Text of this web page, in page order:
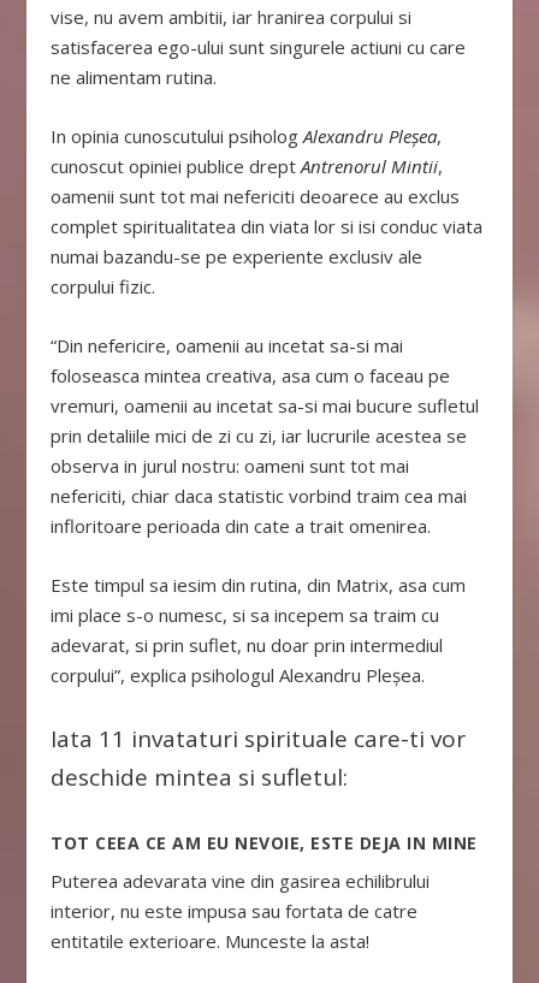
vise, nu avem ambitii, iar hranirea corpului si
satisfacerea ego-ului sunt singurele actiuni cu care
ne alimentam rutina.
In opinia cunoscutului psihologAlexandru Pleșea,
cunoscut opiniei publice dreptAntrenorul Mintii,
oamenii sunt tot mai nefericiti deoarece au exclus
complet spiritualitatea din viata lor si isi conduc viata
numai bazandu-se pe experiente exclusiv ale
corpului fizic.
“Din nefericire, oamenii au incetat sa-si mai
foloseasca mintea creativa, asa cum o faceau pe
vremuri, oamenii au incetat sa-si mai bucure sufletul
prin detaliile mici de zi cu zi, iar lucrurile acestea se
observa in jurul nostru: oameni sunt tot mai
nefericiti, chiar daca statistic vorbind traim cea mai
infloritoare perioada din cate a trait omenirea.
Este timpul sa iesim din rutina, din Matrix, asa cum
imi place s-o numesc, si sa incepem sa traim cu
adevarat, si prin suflet, nu doar prin intermediul
corpului”, explica psihologul Alexandru Pleșea.
Iata 11 invataturi spirituale care-ti vor
deschide mintea si sufletul:
TOT CEEA CE AM EU NEVOIE, ESTE DEJA IN MINE
Puterea adevarata vine din gasirea echilibrului
interior, nu este impusa sau fortata de catre
entitatile exterioare. Munceste la asta!